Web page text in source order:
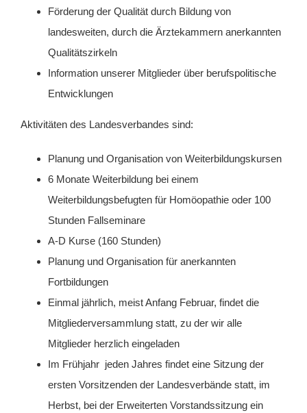
Förderung der Qualität durch Bildung von
landesweiten, durch die Ärztekammern anerkannten
Qualitätszirkeln
Information unserer Mitglieder über berufspolitische
Entwicklungen
Aktivitäten des Landesverbandes sind:
Planung und Organisation von Weiterbildungskursen
6 Monate Weiterbildung bei einem
Weiterbildungsbefugten für Homöopathie oder 100
Stunden Fallseminare
A-D Kurse (160 Stunden)
Planung und Organisation für anerkannten
Fortbildungen
Einmal jährlich, meist Anfang Februar, findet die
Mitgliederversammlung statt, zu der wir alle
Mitglieder herzlich eingeladen
Im Frühjahr jeden Jahres findet eine Sitzung der
ersten Vorsitzenden der Landesverbände statt, im
Herbst, bei der Erweiterten Vorstandssitzung ein